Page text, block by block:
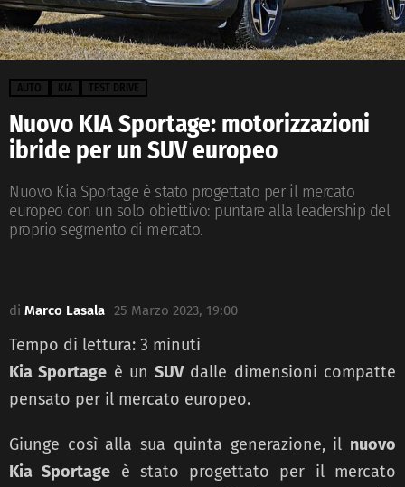
AUTO KIA TEST DRIVE
Nuovo KIA Sportage: motorizzazioni
ibride per un SUV europeo
Nuovo Kia Sportage è stato progettato per il mercato
europeo con un solo obiettivo: puntare alla leadership del
proprio segmento di mercato.
di Marco Lasala 25 Marzo 2023, 19:00
Tempo di lettura: 3 minuti
Kia Sportage è unSUVdalle dimensioni compatte
pensato per il mercato europeo.
Giunge così alla sua quinta generazione, il nuovo
Kia Sportage è stato progettato per il mercato